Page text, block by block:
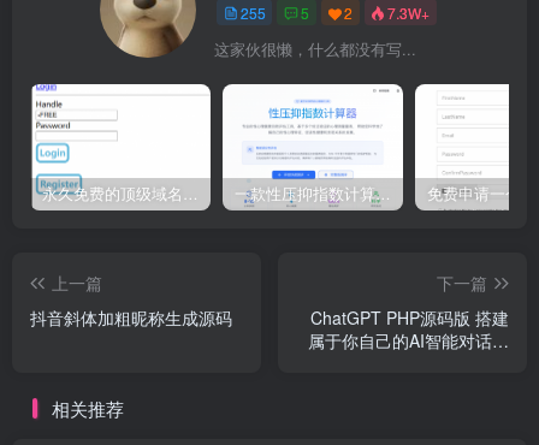
255 5 2 7.3W+
这家伙很懒，什么都没有写...
永久免费的顶级域名 eu.org 申请教程 一款性压抑指数计算器源码
上一篇
抖音斜体加粗昵称生成源码
下一篇
ChatGPT PHP源码版 搭建
属于你自己的AI智能对话网
相关推荐